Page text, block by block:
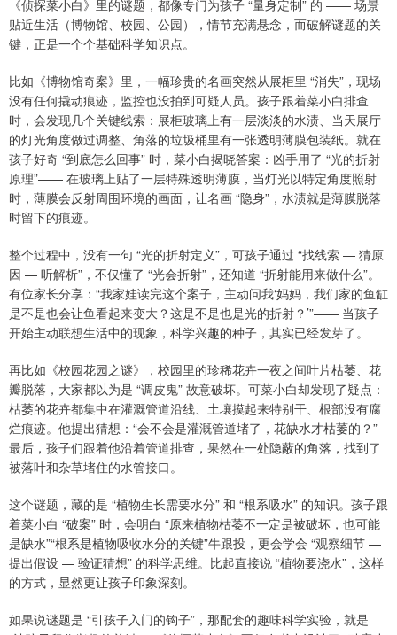
《侦探菜小白》里的谜题，都像专门为孩子 “量身定制” 的 —— 场景
贴近生活（博物馆、校园、公园），情节充满悬念，而破解谜题的关
键，正是一个个基础科学知识点。
比如《博物馆奇案》里，一幅珍贵的名画突然从展柜里 “消失”，现场
没有任何撬动痕迹，监控也没拍到可疑人员。孩子跟着菜小白排查
时，会发现几个关键线索：展柜玻璃上有一层淡淡的水渍、当天展厅
的灯光角度做过调整、角落的垃圾桶里有一张透明薄膜包装纸。就在
孩子好奇 “到底怎么回事” 时，菜小白揭晓答案：凶手用了 “光的折射
原理”—— 在玻璃上贴了一层特殊透明薄膜，当灯光以特定角度照射
时，薄膜会反射周围环境的画面，让名画 “隐身”，水渍就是薄膜脱落
时留下的痕迹。
整个过程中，没有一句 “光的折射定义”，可孩子通过 “找线索 — 猜原
因 — 听解析”，不仅懂了 “光会折射”，还知道 “折射能用来做什么”。
有位家长分享：“我家娃读完这个案子，主动问我‘妈妈，我们家的鱼缸
是不是也会让鱼看起来变大？这是不是也是光的折射？’”—— 当孩子
开始主动联想生活中的现象，科学兴趣的种子，其实已经发芽了。
再比如《校园花园之谜》，校园里的珍稀花卉一夜之间叶片枯萎、花
瓣脱落，大家都以为是 “调皮鬼” 故意破坏。可菜小白却发现了疑点：
枯萎的花卉都集中在灌溉管道沿线、土壤摸起来特别干、根部没有腐
烂痕迹。他提出猜想：“会不会是灌溉管道堵了，花缺水才枯萎的？”
最后，孩子们跟着他沿着管道排查，果然在一处隐蔽的角落，找到了
被落叶和杂草堵住的水管接口。
这个谜题，藏的是 “植物生长需要水分” 和 “根系吸水” 的知识。孩子跟
着菜小白 “破案” 时，会明白 “原来植物枯萎不一定是被破坏，也可能
是缺水”“根系是植物吸收水分的关键”牛跟投，更会学会 “观察细节 —
提出假设 — 验证猜想” 的科学思维。比起直接说 “植物要浇水”，这样
的方式，显然更让孩子印象深刻。
如果说谜题是 “引孩子入门的钩子”，那配套的趣味科学实验，就是